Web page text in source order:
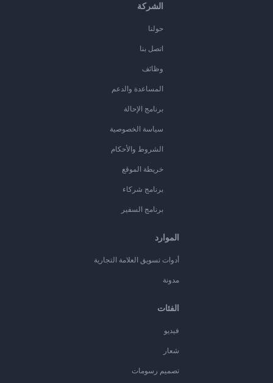
الشركة
حولنا
اتصل بنا
وظائف
المساعدة والدعم
برنامج الإحالة
سياسة الخصوصية
الشروط والأحكام
خريطة الموقع
برنامج شركاء
برنامج السفير
الموارد
أدوات تسويق العلامة التجارية
مدونة
الفئات
فيديو
شعار
تصميم رسومات